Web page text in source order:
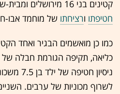
קטינים בני 16 מירושלים ומבית-שמש, קרובי משפחה, בגין
חטיפתו ורציחתו של מוחמד אבו-
כמו כן מואשמים הבגיר ואחד
כליאה, תקיפה הגורמת חבלה של
ניסיון
לשרוף מכוניות של ערבים.